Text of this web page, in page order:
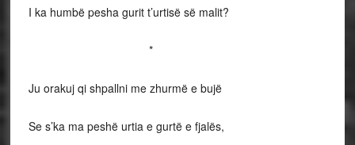
I ka humbë pesha gurit t’urtisë së malit?
*
Ju orakuj qi shpallni me zhurmë e bujë
Se s’ka ma peshë urtia e gurtë e fjalës,